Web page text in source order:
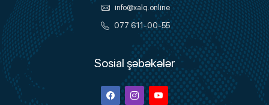
info@xalq.online
077 611-00-55
Sosial şəbəkələr